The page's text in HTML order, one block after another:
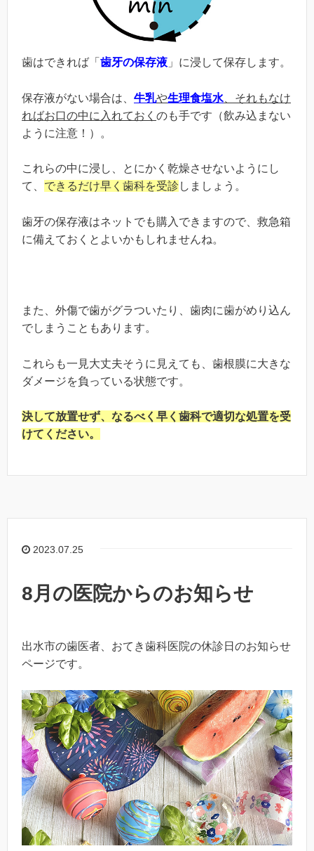
歯はできれば「 歯牙の保存液 」に浸して保存します。
保存液がない場合は、 牛乳や生理食塩水 、それもなけ
ればお口の中に入れておく のも手です（飲み込まない
ように注意！）。
これらの中に浸し、とにかく乾燥させないようにし
て、 できるだけ早く歯科を受診 しましょう。
歯牙の保存液はネットでも購入できますので、救急箱
に備えておくとよいかもしれませんね。
また、外傷で歯がグラついたり、歯肉に歯がめり込ん
でしまうこともあります。
これらも一見大丈夫そうに見えても、歯根膜に大きな
ダメージを負っている状態です。
決して放置せず、なるべく早く歯科で適切な処置を受
けてください。
2023.07.25
8月の医院からのお知らせ
出水市の歯医者、おてき歯科医院の休診日のお知らせ
ページです。